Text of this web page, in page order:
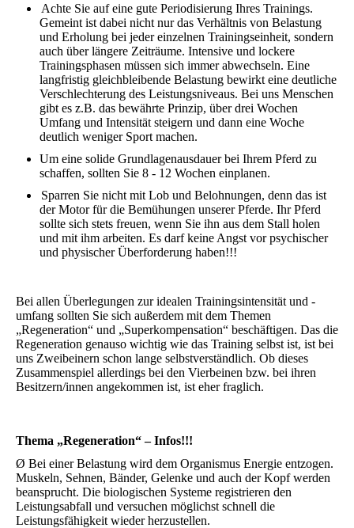
Achte Sie auf eine gute Periodisierung Ihres Trainings.
Gemeint ist dabei nicht nur das Verhältnis von Belastung
und Erholung bei jeder einzelnen Trainingseinheit, sondern
auch über längere Zeiträume. Intensive und lockere
Trainingsphasen müssen sich immer abwechseln. Eine
langfristig gleichbleibende Belastung bewirkt eine deutliche
Verschlechterung des Leistungsniveaus. Bei uns Menschen
gibt es z.B. das bewährte Prinzip, über drei Wochen
Umfang und Intensität steigern und dann eine Woche
deutlich weniger Sport machen.
Um eine solide Grundlagenausdauer bei Ihrem Pferd zu
schaffen, sollten Sie 8 - 12 Wochen einplanen.
Sparren Sie nicht mit Lob und Belohnungen, denn das ist
der Motor für die Bemühungen unserer Pferde. Ihr Pferd
sollte sich stets freuen, wenn Sie ihn aus dem Stall holen
und mit ihm arbeiten. Es darf keine Angst vor psychischer
und physischer Überforderung haben!!!
Bei allen Überlegungen zur idealen Trainingsintensität und -
umfang sollten Sie sich außerdem mit dem Themen
„Regeneration“ und „Superkompensation“ beschäftigen. Das die
Regeneration genauso wichtig wie das Training selbst ist, ist bei
uns Zweibeinern schon lange selbstverständlich. Ob dieses
Zusammenspiel allerdings bei den Vierbeinen bzw. bei ihren
Besitzern/innen angekommen ist, ist eher fraglich.
Thema „Regeneration“– Infos!!!
Ø Bei einer Belastung wird dem Organismus Energie entzogen.
Muskeln, Sehnen, Bänder, Gelenke und auch der Kopf werden
beansprucht. Die biologischen Systeme registrieren den
Leistungsabfall und versuchen möglichst schnell die
Leistungsfähigkeit wieder herzustellen.